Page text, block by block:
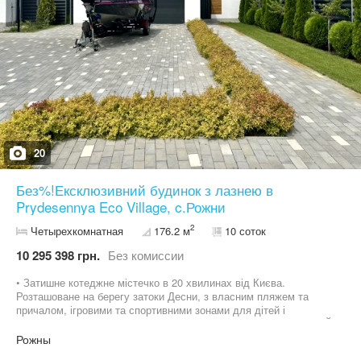
20
Без%!Ексклюзивний будинок з лазнею в
Prydesennya Eco Village, c.Рожни
Четырехкомнатная 176.2 м2 10 соток
10 295 398 грн. Без комиссии
• Затишне котеджне містечко в 20 хвилинах від Києва.
Розташоване на берегу затоки Десни, з власним пляжем та
причалом, ігровими та спортивними зонами для дітей і
дорослих, закрита територія і цілодобова охорона. • ЦЕГЛЯНИЙ
будинок з утепленням 150 мм! Централізоване водопостачання і
Рожны